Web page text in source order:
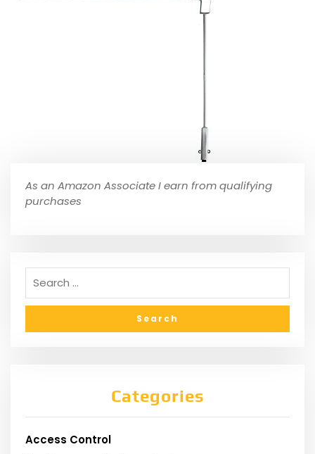
As an Amazon Associate I earn from qualifying
purchases
Categories
Access Control